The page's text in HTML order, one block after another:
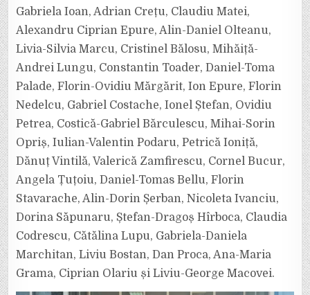
Gabriela Ioan, Adrian Crețu, Claudiu Matei,
Alexandru Ciprian Epure, Alin-Daniel Olteanu,
Livia-Silvia Marcu, Cristinel Bălosu, Mihăiță-
Andrei Lungu, Constantin Toader, Daniel-Toma
Palade, Florin-Ovidiu Mărgărit, Ion Epure, Florin
Nedelcu, Gabriel Costache, Ionel Ștefan, Ovidiu
Petrea, Costică-Gabriel Bărculescu, Mihai-Sorin
Opriș, Iulian-Valentin Podaru, Petrică Ioniță,
Dănuț Vintilă, Valerică Zamfirescu, Cornel Bucur,
Angela Țuțoiu, Daniel-Tomas Bellu, Florin
Stavarache, Alin-Dorin Șerban, Nicoleta Ivanciu,
Dorina Săpunaru, Ștefan-Dragoș Hîrboca, Claudia
Codrescu, Cătălina Lupu, Gabriela-Daniela
Marchitan, Liviu Bostan, Dan Proca, Ana-Maria
Grama, Ciprian Olariu și Liviu-George Macovei.